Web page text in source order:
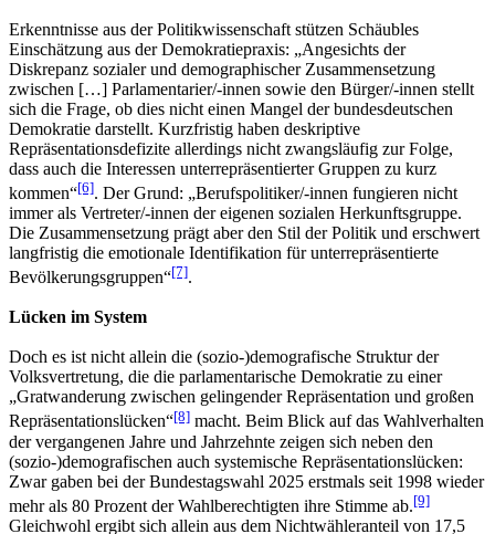
Erkenntnisse aus der Politikwissenschaft stützen Schäubles
Einschätzung aus der Demokratiepraxis: „Angesichts der
Diskrepanz sozialer und demographischer Zusammensetzung
zwischen […] Parlamentarier/-innen sowie den Bürger/-innen stellt
sich die Frage, ob dies nicht einen Mangel der bundesdeutschen
Demokratie darstellt. Kurzfristig haben deskriptive
Repräsentationsdefizite allerdings nicht zwangsläufig zur Folge,
dass auch die Interessen unterrepräsentierter Gruppen zu kurz
kommen“[6]. Der Grund: „Berufspolitiker/-innen fungieren nicht
immer als Vertreter/-innen der eigenen sozialen Herkunftsgruppe.
Die Zusammensetzung prägt aber den Stil der Politik und erschwert
langfristig die emotionale Identifikation für unterrepräsentierte
Bevölkerungsgruppen“[7].
Lücken im System
Doch es ist nicht allein die (sozio-)demografische Struktur der
Volksvertretung, die die parlamentarische Demokratie zu einer
„Gratwanderung zwischen gelingender Repräsentation und großen
Repräsentationslücken“[8] macht. Beim Blick auf das Wahlverhalten
der vergangenen Jahre und Jahrzehnte zeigen sich neben den
(sozio-)demografischen auch systemische Repräsentationslücken:
Zwar gaben bei der Bundestagswahl 2025 erstmals seit 1998 wieder
mehr als 80 Prozent der Wahlberechtigten ihre Stimme ab.[9]
Gleichwohl ergibt sich allein aus dem Nichtwähleranteil von 17,5